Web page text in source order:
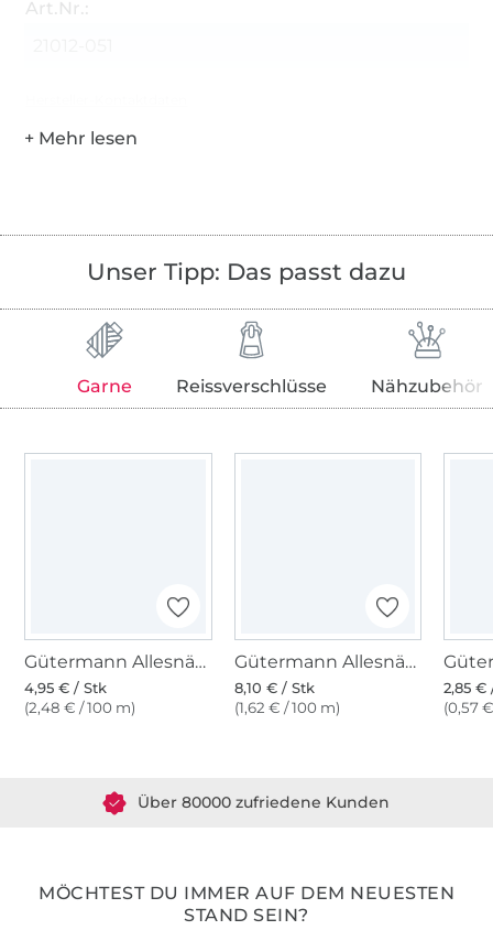
Art.Nr.:
Unser Tipp: Das passt dazu
Garne Reissverschlüsse Nähzubehör
Gütermann Allesnäher (111) vanilleweiss
4,95 € / Stk
(2,48 € / 100 m)
Gütermann Allesnäher 500 m (111) wollweiss
8,10 € / Stk
(1,62 € / 100 m)
2,85 €
(0,57
MÖCHTEST DU IMMER AUF DEM NEUESTEN
STAND SEIN?